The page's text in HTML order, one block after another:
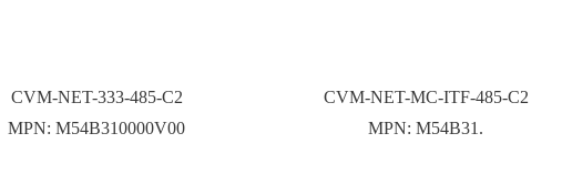
CVM-NET-333-485-C2
MPN:M54B310000V00
CVM-NET-MC-ITF-485-C2
MPN:M54B31.